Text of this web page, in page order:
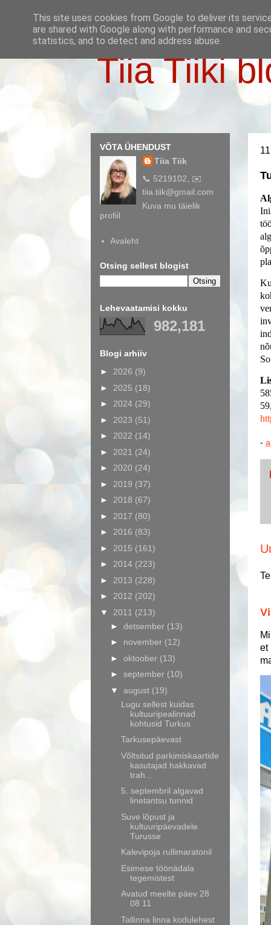
Tiia Tiiki
-
et
VÕTA ÜHENDUST
Tiia Tiik
📞 5219102, ✉️
tiia.tiik@gmail.com
Kuva mu täielik
profiil
Avaleht
Otsing sellest blogist
Lehevaatamisi kokku
982,181
Blogi arhiiv
► 2026 (9)
► 2025 (18)
► 2024 (29)
► 2023 (51)
► 2022 (14)
► 2021 (24)
► 2020 (24)
► 2019 (37)
► 2018 (67)
► 2017 (80)
► 2016 (83)
► 2015 (161)
► 2014 (223)
► 2013 (228)
► 2012 (202)
▼ 2011 (213)
► detsember (13)
► november (12)
► oktoober (13)
► september (10)
▼ august (19)
Lugu sellest kuidas
kultuuripealinnad
kohtusid Turkus
Tarkusepäevast
Võltsitud parkimiskaartide
kasutajad hakkavad
trah...
5. septembril algavad
linetantsu tunnid
Suve lõpust ja
kultuuripäevadele
Turusse
Kalevipoja rullimaratonil
Esimese töönädala
tegemistest
Avatud meelte päev 28
08 11
Tallinna linna kodulehest
This site uses cookies from Google to deliver its
are shared with Google along with performance and
statistics, and to detect and address abuse.